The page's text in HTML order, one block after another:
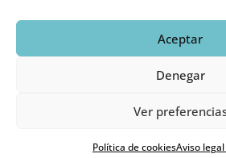
Aceptar
Denegar
Ver
Política de cookiesAviso
Eweb Diseño y Posicionamiento